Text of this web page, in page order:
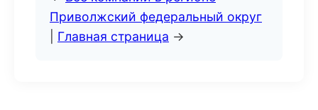
Приволжский федеральный округ
Главная страница →